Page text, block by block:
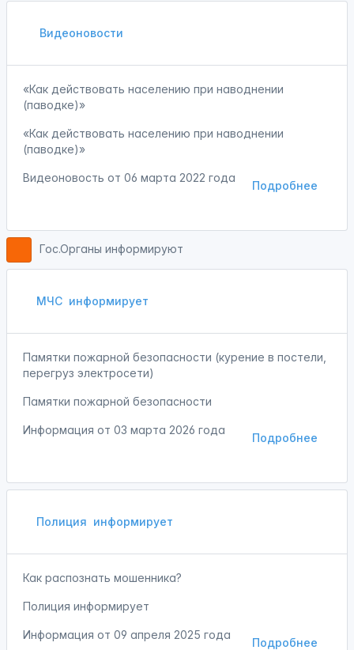
Видеоновости
«Как действовать населению при наводнении
(паводке)»
«Как действовать населению при наводнении
(паводке)»
Подробнее
Видеоновость от 06 марта 2022 года
Гос.Органы информируют
МЧС информирует
Памятки пожарной безопасности (курение в постели,
перегруз электросети)
Памятки пожарной безопасности
Подробнее
Информация от 03 марта 2026 года
Полиция информирует
Как распознать мошенника?
Полиция информирует
Подробнее
Информация от 09 апреля 2025 года